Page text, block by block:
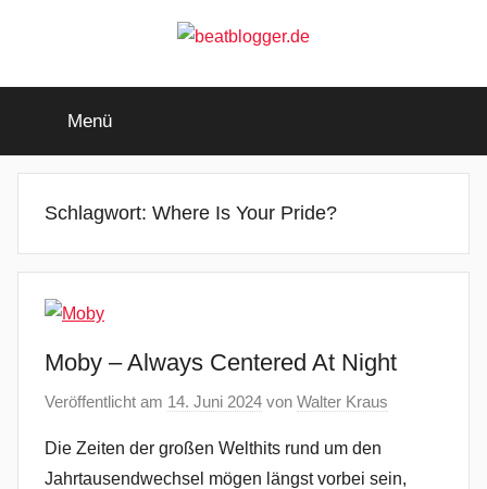
beatblogger.de
beat
goes
Menü
Schlagwort: Where Is Your Pride?
Moby – Always Centered At Night
Veröffentlicht am 14. Juni 2024 von Walter Kraus
Die Zeiten der großen Welthits rund um den
Jahrtausendwechsel mögen längst vorbei sein,